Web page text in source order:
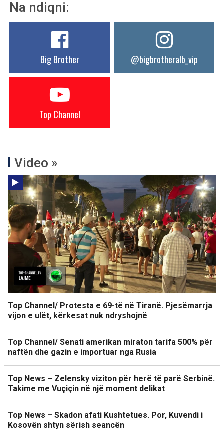
Na ndiqni:
Big Brother @bigbrotheralb_vip
Top Channel
Video »
Top Channel/ Protesta e 69-të në Tiranë. Pjesëmarrja
vijon e ulët, kërkesat nuk ndryshojnë
Top Channel/ Senati amerikan miraton tarifa 500% për
naftën dhe gazin e importuar nga Rusia
Top News – Zelensky viziton për herë të parë Serbinë.
Takime me Vuçiçin në një moment delikat
Top News – Skadon afati Kushtetues. Por, Kuvendi i
Kosovën shtyn sërish seancën